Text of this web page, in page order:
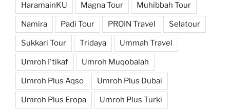
HaramainKU Magna Tour Muhibbah Tour
Namira Padi Tour PROIN Travel Selatour
Sukkari Tour Tridaya Ummah Travel
Umroh I'tikaf Umroh Muqobalah
Umroh Plus Aqso Umroh Plus Dubai
Umroh Plus Eropa Umroh Plus Turki